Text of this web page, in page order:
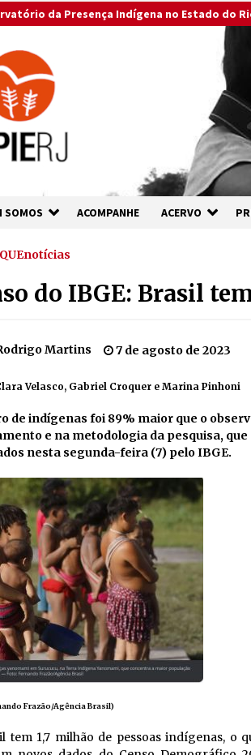
da Presença Indígena no Estado do
SOMOS ACOMPANHE ACERVO
notícias
do IBGE: Brasil
Martins 7 de agosto de 2023
Velasco, Gabriel Croquer e Marina Pinhoni
de indígenas foi 89% maior que o
e na metodologia da pesquisa,
nesta segunda-feira (7) pelo IBGE.
Frazão/Agência Brasil)
tem 1,7 milhão de pessoas indígenas, o